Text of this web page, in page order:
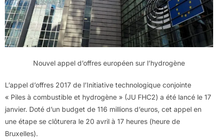
Nouvel appel d’offres européen sur l’hydrogène
L’appel d’offres 2017 de l’Initiative technologique conjointe
« Piles à combustible et hydrogène » (JU FHC2) a été lancé le 17
janvier. Doté d’un budget de 116 millions d’euros, cet appel en
une étape se clôturera le 20 avril à 17 heures (heure de
Bruxelles).